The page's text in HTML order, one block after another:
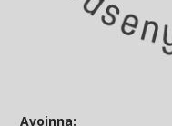
Avoinna: